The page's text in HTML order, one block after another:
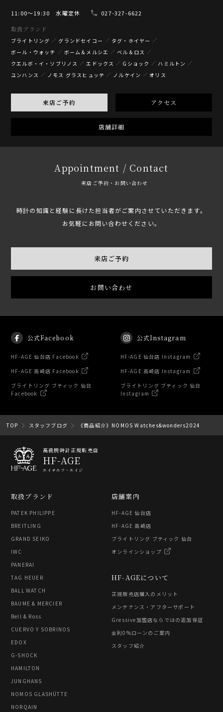
11:00〜19:30 水曜定休
027-327-6622
取扱ブランド
ブライトリング グランドセイコー
タグ・ホイヤー
ボール・ウォッチ
ボーム＆メルシエ
ベル＆ロス
クエルボ・イ・ソブリノス
エドックス Gショック
ハミルトン
ユンハンス
ノモス グラスヒュッテ ノルケイン オリス
来店ご予約 アクセス
店舗詳細
Appointment / Contact
来店ご予約・お問い合わせ
時計の知識と経験に長けた担当者がご案内させていただきます。
お気軽にお問い合わせください。
来店ご予約
お問い合わせ
公式Facebook
HF-AGE 仙台店 Facebook
HF-AGE 高崎店 Facebook
ブライトリング ブティック 仙台
Facebook
公式Instagram
HF-AGE 仙台店 Instagram
HF-AGE 高崎店 Instagram
ブライトリング ブティック 仙台
Instagram
TOP スタッフブログ 《商品紹介》NOMOS Watches&wonders2024
高級腕時計正規販売店
HF-AGE
エイチエフ・エイジ
取扱ブランド
PATEK PHILIPPE
BREITLING
GRAND SEIKO
IWC
PANERAI
TAG HEUER
BALL WATCH
BAUME & MERCIER
Bell & Ross
CUERVO Y SOBRINOS
EDOX
G-SHOCK
HAMILTON
JUNGHANS
NOMOS GLASHÜTTE
NORQAIN
HF-AGEについて
正規販売店購入のメリット
メンテナンス・アフターサポート
Gressive加盟店ならではの追加保証
金利0%ローンのご案内
スタッフ紹介
店舗案内
HF-AGE 仙台店
HF-AGE 高崎店
ブライトリング ブティック 仙台
オンラインショップ